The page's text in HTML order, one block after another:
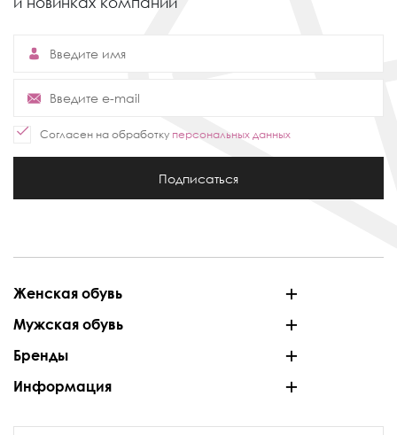
Согласен на обработку персональных данных
Подписаться
Женская обувь
Мужская обувь
Бренды
Информация